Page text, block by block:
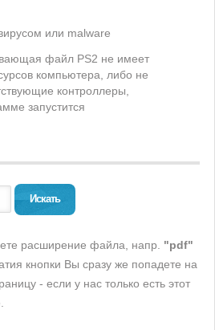
или malware
файл PS2 не имеет
компьютера, либо не
контроллеры,
запустится
Искать
расширение файла, напр. "pdf"
кнопки Вы сразу же попадете на
- если у нас только есть этот